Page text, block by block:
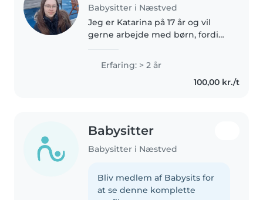
Babysitter i Næstved
Jeg er Katarina på 17 år og vil
gerne arbejde med børn, fordi
med kærlighed og sjov er vigtig
for deres udvikling. Jeg har
Erfaring: > 2 år
100,00 kr./t
Babysitter
Babysitter i Næstved
Bliv medlem af Babysits for
at se denne komplette